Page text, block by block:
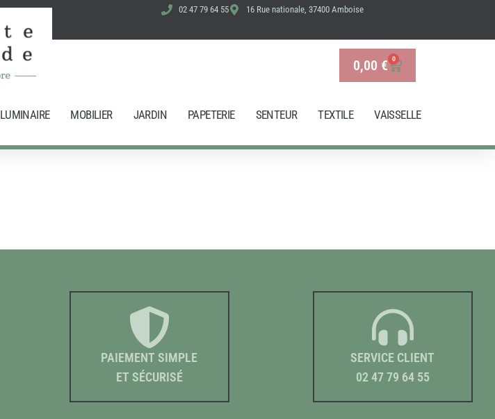
02 47 79 64 55 16 Rue nationale, 37400 Amboise
0,00 € 0
Panier
LUMINAIRE MOBILIER JARDIN PAPETERIE SENTEUR TEXTILE VAISSELLE
PAIEMENT SIMPLE
ET SÉCURISÉ
SERVICE CLIENT
02 47 79 64 55